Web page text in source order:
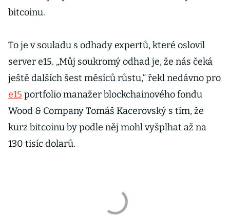
bitcoinu.
To je v souladu s odhady expertů, které oslovil
server e15. „Můj soukromý odhad je, že nás čeká
ještě dalších šest měsíců růstu,“ řekl nedávno pro
e15 portfolio manažer blockchainového fondu
Wood & Company Tomáš Kacerovský s tím, že
kurz bitcoinu by podle něj mohl vyšplhat až na
130 tisíc dolarů.